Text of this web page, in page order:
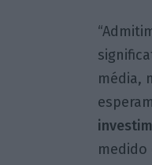
média,
medido